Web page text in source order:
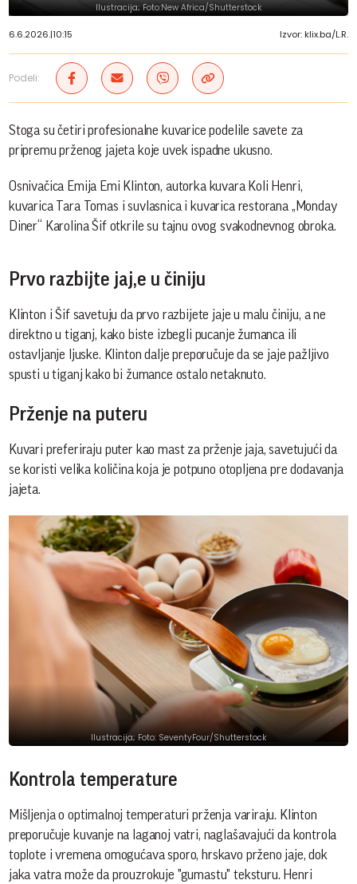
Ilustracija; Foto:New Africa/Shutterstock
6.6.2026.|10:15 Izvor: klix.ba/L.R.
Podeli:
Stoga su četiri profesionalne kuvarice podelile savete za
pripremu prženog jajeta koje uvek ispadne ukusno.
Osnivačica Emija Emi Klinton, autorka kuvara Koli Henri,
kuvarica Tara Tomas i suvlasnica i kuvarica restorana „Monday
Diner“ Karolina Šif otkrile su tajnu ovog svakodnevnog obroka.
Prvo razbijte jaj,e u činiju
Klinton i Šif savetuju da prvo razbijete jaje u malu činiju, a ne
direktno u tiganj, kako biste izbegli pucanje žumanca ili
ostavljanje ljuske. Klinton dalje preporučuje da se jaje pažljivo
spusti u tiganj kako bi žumance ostalo netaknuto.
Prženje na puteru
Kuvari preferiraju puter kao mast za prženje jaja, savetujući da
se koristi velika količina koja je potpuno otopljena pre dodavanja
jajeta.
Ilustracija; Foto: SeventyFour/Shutterstock
Kontrola temperature
Mišljenja o optimalnoj temperaturi prženja variraju. Klinton
preporučuje kuvanje na laganoj vatri, naglašavajući da kontrola
toplote i vremena omogućava sporo, hrskavo prženo jaje, dok
jaka vatra može da prouzrokuje "gumastu" teksturu. Henri